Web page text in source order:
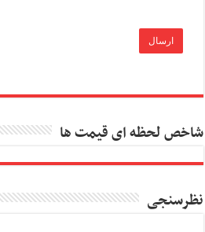
شاخص لحظه ای قیمت ها
نظرسنجی